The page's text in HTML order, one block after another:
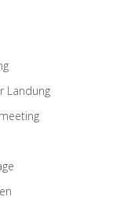
Landung